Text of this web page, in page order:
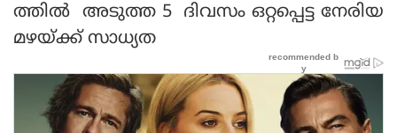
ത്തില്‍ അടുത്ത 5 ദിവസം ഒറ്റപ്പെട്ട നേരിയ
മഴയ്ക്ക് സാധ്യത